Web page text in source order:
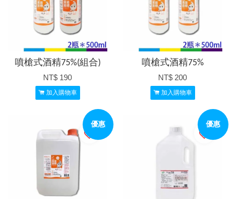
噴槍式酒精75%(組合)
NT$ 190
加入購物車
噴槍式酒精75%
NT$ 200
加入購物車
優惠 優惠